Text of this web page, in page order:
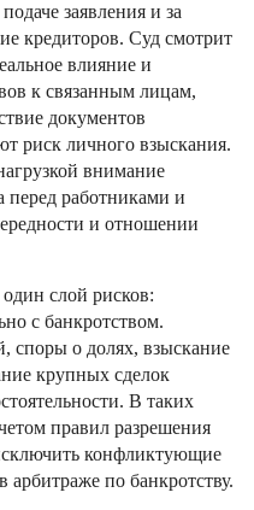
заявления и за
кредиторов. Суд смотрит
влияние и
к связанным лицам,
документов
риск личного взыскания.
внимание
перед работниками и
и отношении
слой рисков:
с банкротством.
споры о долях, взыскание
крупных сделок
В таких
правил разрешения
конфликтующие
арбитраже по банкротству.